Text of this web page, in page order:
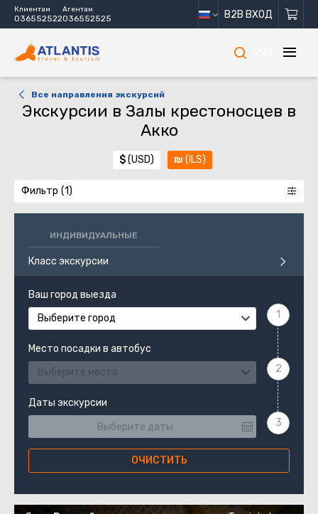
Клиентам
036552522
Агентам
036552525 B2B ВХОД
Все направления экскурсий
Экскурсии в Залы крестоносцев в
Акко
$(USD) ₪ (ILS)
Фильтр
ИНДИВИДУАЛЬНЫЕ
Класс экскурсии
Ваш город выезда
Выберите город
Место посадки в автобус
Выберите место
Даты экскурсии
ОЧИСТИТЬ